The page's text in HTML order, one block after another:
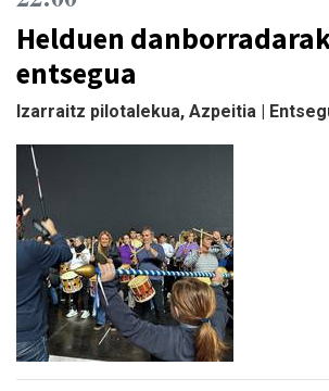
Helduen
entsegua
Izarraitz pilotalekua, Azpeitia |